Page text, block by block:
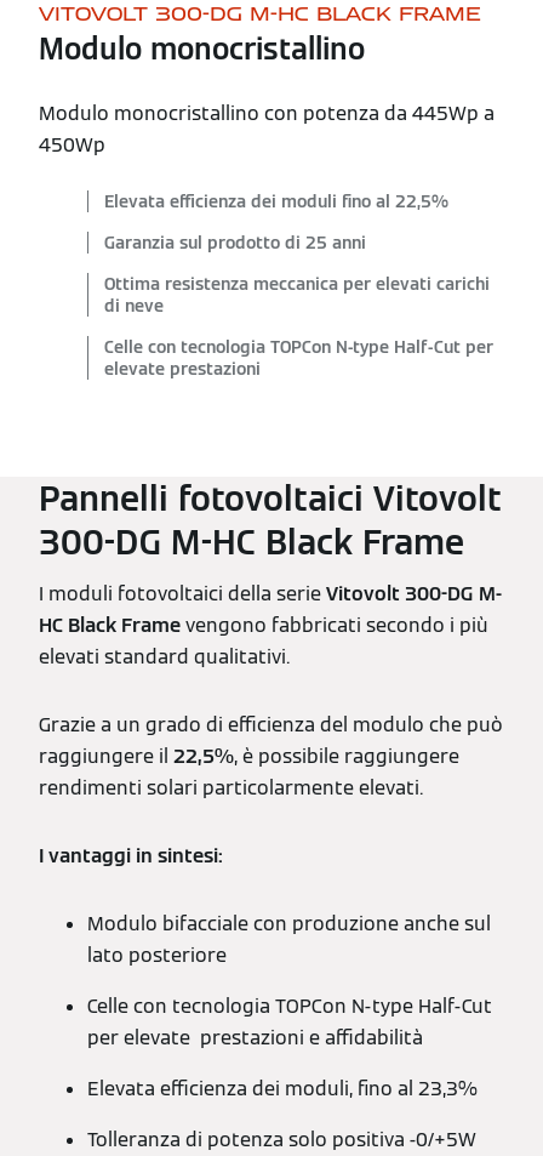
VITOVOLT 300-DG M-HC BLACK FRAME
Modulo monocristallino
Modulo monocristallino con potenza da 445Wp a
450Wp
Elevata efficienza dei moduli fino al 22,5%
Garanzia sul prodotto di 25 anni
Ottima resistenza meccanica per elevati carichi
di neve
Celle con tecnologia TOPCon N-type Half-Cut per
elevate prestazioni
Pannelli fotovoltaici Vitovolt
300-DG M-HC Black Frame
I moduli fotovoltaici della serieVitovolt 300-DG M-
HC Black Framevengono fabbricati secondo i più
elevati standard qualitativi.
Grazie a un grado di efficienza del modulo che può
raggiungere il 22,5%, è possibile raggiungere
rendimenti solari particolarmente elevati.
I vantaggi in sintesi:
Modulo bifacciale con produzione anche sul
lato posteriore
Celle con tecnologia TOPCon N-type Half-Cut
per elevate prestazioni e affidabilità
Elevata efficienza dei moduli, fino al 23,3%
Tolleranza di potenza solo positiva -0/+5W